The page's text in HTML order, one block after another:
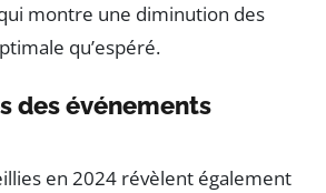
montre une diminution des
qu’espéré.
des événements
en 2024 révèlent également